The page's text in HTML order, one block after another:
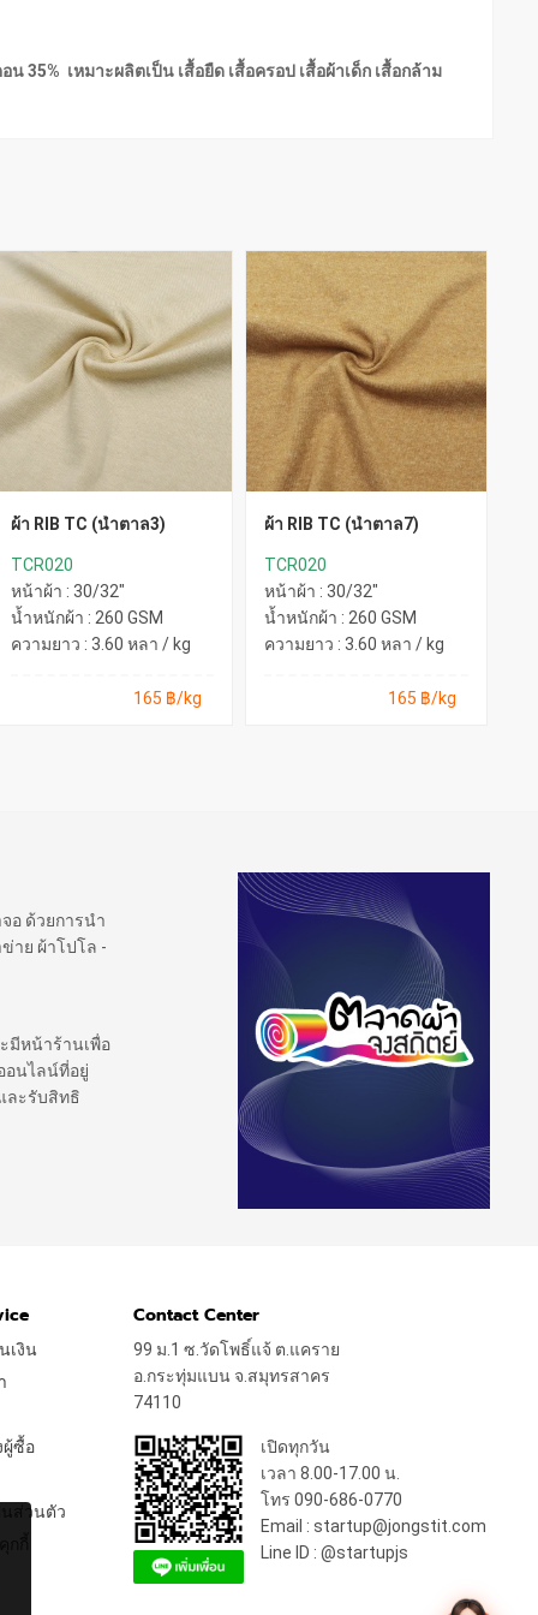
35% เหมาะผลิตเป็น เสื้อยืด เสื้อครอป เสื้อผ้าเด็ก เสื้อกล้าม
ผ้า RIB TC (น้ำตาล3)
TCR020
หน้าผ้า : 30/32"
น้ำหนักผ้า : 260 GSM
ความยาว : 3.60 หลา / kg
165 ฿/kg
ผ้า RIB TC (น้ำตาล7)
TCR020
หน้าผ้า : 30/32"
น้ำหนักผ้า : 260 GSM
ความยาว : 3.60 หลา / kg
165 ฿/kg
อ ด้วยการนำ
าย ผ้าโปโล -
มีหน้าร้านเพื่อ
อนไลน์ที่อยู่
ละรับสิทธิ
เงิน
ผู้ซื้อ
นส่วนตัว
กี้
Contact Center
99 ม.1 ซ.วัดโพธิ์แจ้ ต.แคราย
อ.กระทุ่มแบน จ.สมุทรสาคร
74110
เปิดทุกวัน
เวลา 8.00-17.00 น.
โทร 090-686-0770
Email : startup@jongstit.com
Line ID : @startupjs